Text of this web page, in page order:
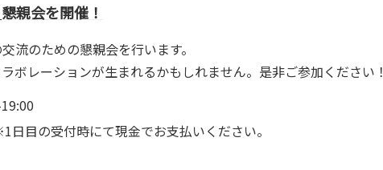
懇親会を開催！
流のための懇親会を行います。
ボレーションが生まれるかもしれません。是非ご参加ください！
目の受付時にて現金でお支払いください。